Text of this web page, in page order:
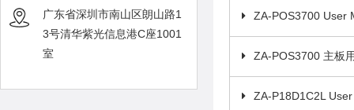
广东省深圳市南山区朗山路1
3号清华紫光信息港C座1001
室
ZA-POS3700 User
ZA-POS3700 主板
ZA-P18D1C2L